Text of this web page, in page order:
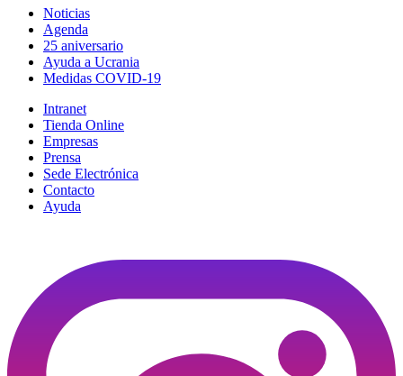
Noticias
Agenda
25 aniversario
Ayuda a Ucrania
Medidas COVID-19
Intranet
Tienda Online
Empresas
Prensa
Sede Electrónica
Contacto
Ayuda